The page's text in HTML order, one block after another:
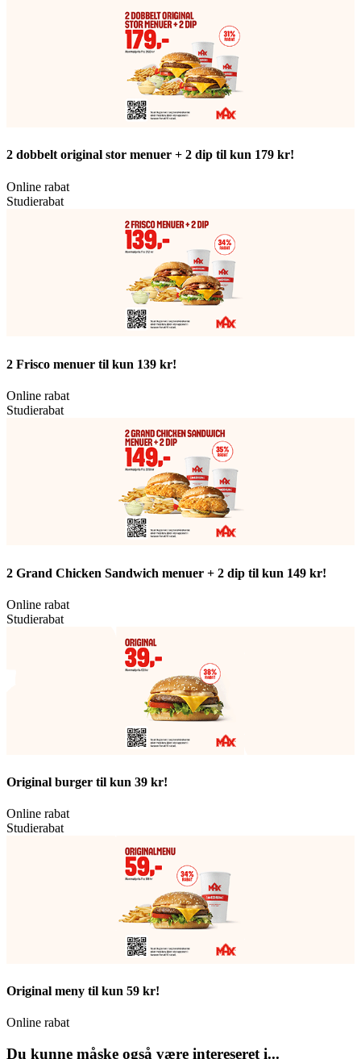
2 dobbelt original stor menuer + 2 dip til kun 179 kr!
Online rabat
Studierabat
2 Frisco menuer til kun 139 kr!
Online rabat
Studierabat
2 Grand Chicken Sandwich menuer + 2 dip til kun 149 kr!
Online rabat
Studierabat
Original burger til kun 39 kr!
Online rabat
Studierabat
Original meny til kun 59 kr!
Online rabat
Du kunne måske også være intereseret i...